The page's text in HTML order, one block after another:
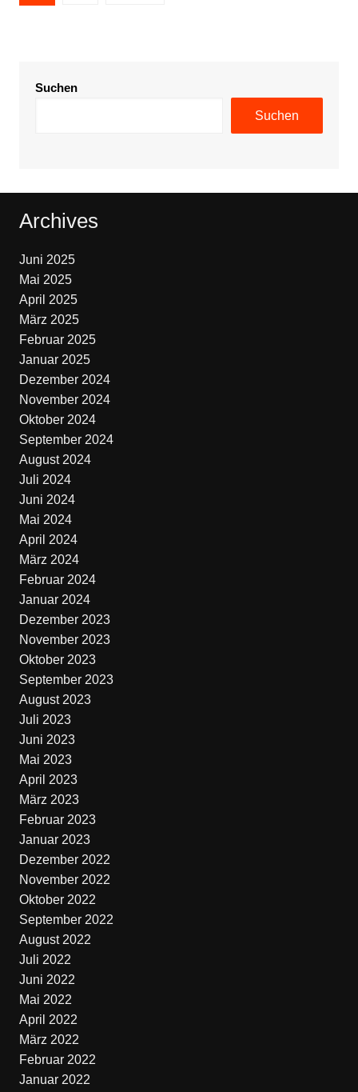
der
Suchen
Suchen
Archives
Juni 2025
Mai 2025
April 2025
März 2025
Februar 2025
Januar 2025
Dezember 2024
November 2024
Oktober 2024
September 2024
August 2024
Juli 2024
Juni 2024
Mai 2024
April 2024
März 2024
Februar 2024
Januar 2024
Dezember 2023
November 2023
Oktober 2023
September 2023
August 2023
Juli 2023
Juni 2023
Mai 2023
April 2023
März 2023
Februar 2023
Januar 2023
Dezember 2022
November 2022
Oktober 2022
September 2022
August 2022
Juli 2022
Juni 2022
Mai 2022
April 2022
März 2022
Februar 2022
Januar 2022